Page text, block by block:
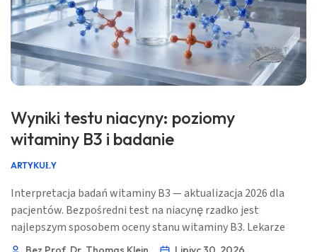
Wyniki testu niacyny: poziomy
witaminy B3 i badanie
ARTYKUŁY
Interpretacja badań witaminy B3 — aktualizacja 2026 dla
pacjentów. Bezpośredni test na niacynę rzadko jest
najlepszym sposobem oceny stanu witaminy B3. Lekarze
zwykle rozpoznają podejrzenie niedoboru na podstawie